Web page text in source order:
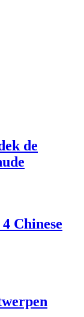
de
Chinese